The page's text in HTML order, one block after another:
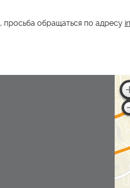
обращаться по адресу